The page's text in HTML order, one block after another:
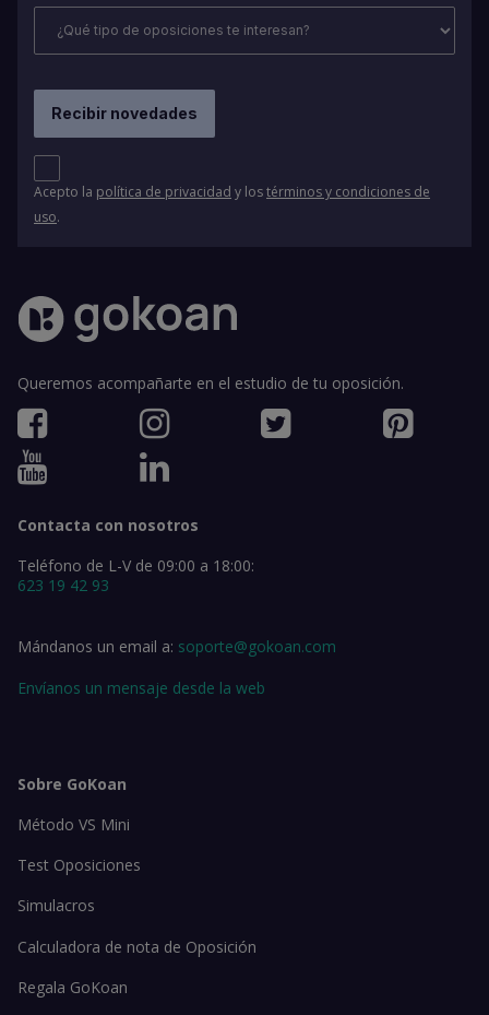
Acepto la política de privacidad y lostérminos y condiciones de
uso.
Queremos acompañarte en el estudio de tu oposición.
Contacta con nosotros
Teléfono de L-V de 09:00 a 18:00:
623 19 42 93
Mándanos un email a: soporte@gokoan.com
Envíanos un mensaje desde la web
Sobre GoKoan
Método VS Mini
Test Oposiciones
Simulacros
Calculadora de nota de Oposición
Regala GoKoan